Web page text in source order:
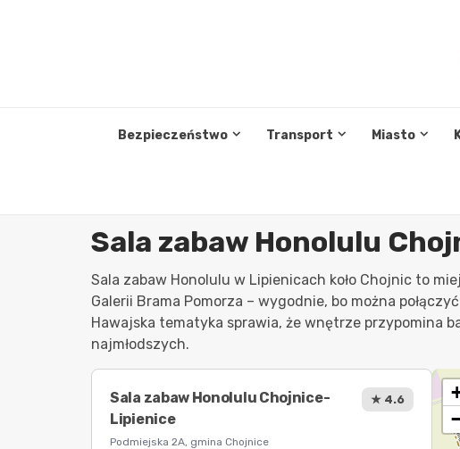
Bezpieczeństwo Transport Miasto
Sala zabaw Honolulu
Sala zabaw Honolulu w Lipienicach koło Chojnic to
Galerii Brama Pomorza – wygodnie, bo można
Hawajska tematyka sprawia, że wnętrze przypomina
najmłodszych.
Sala zabaw Honolulu Chojnice-
Lipienice
Podmiejska 2A, gmina Chojnice
★ 4.6